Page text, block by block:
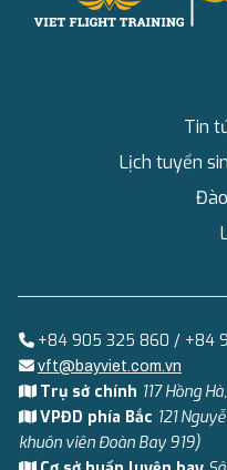
Tin
Lịch tuyển
+84 905 325 860 / +84
vft@bayviet.com.vn
Trụ sở chính 117 Hồng
VPĐD phía Bắc 121
khuôn viên Đoàn Bay 919)